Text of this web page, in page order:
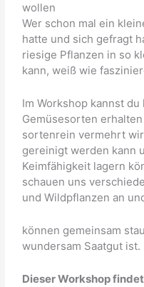
wollen
Wer schon mal ein
hatte und sich gefragt
riesige Pflanzen in so
kann, weiß wie
Im Workshop kannst
Gemüsesorten
sortenrein vermehrt
gereinigt werden kann
Keimfähigkeit lagern
schauen uns
und Wildpflanzen an
können gemeinsam
wundersam Saatgut ist.
Dieser Workshop